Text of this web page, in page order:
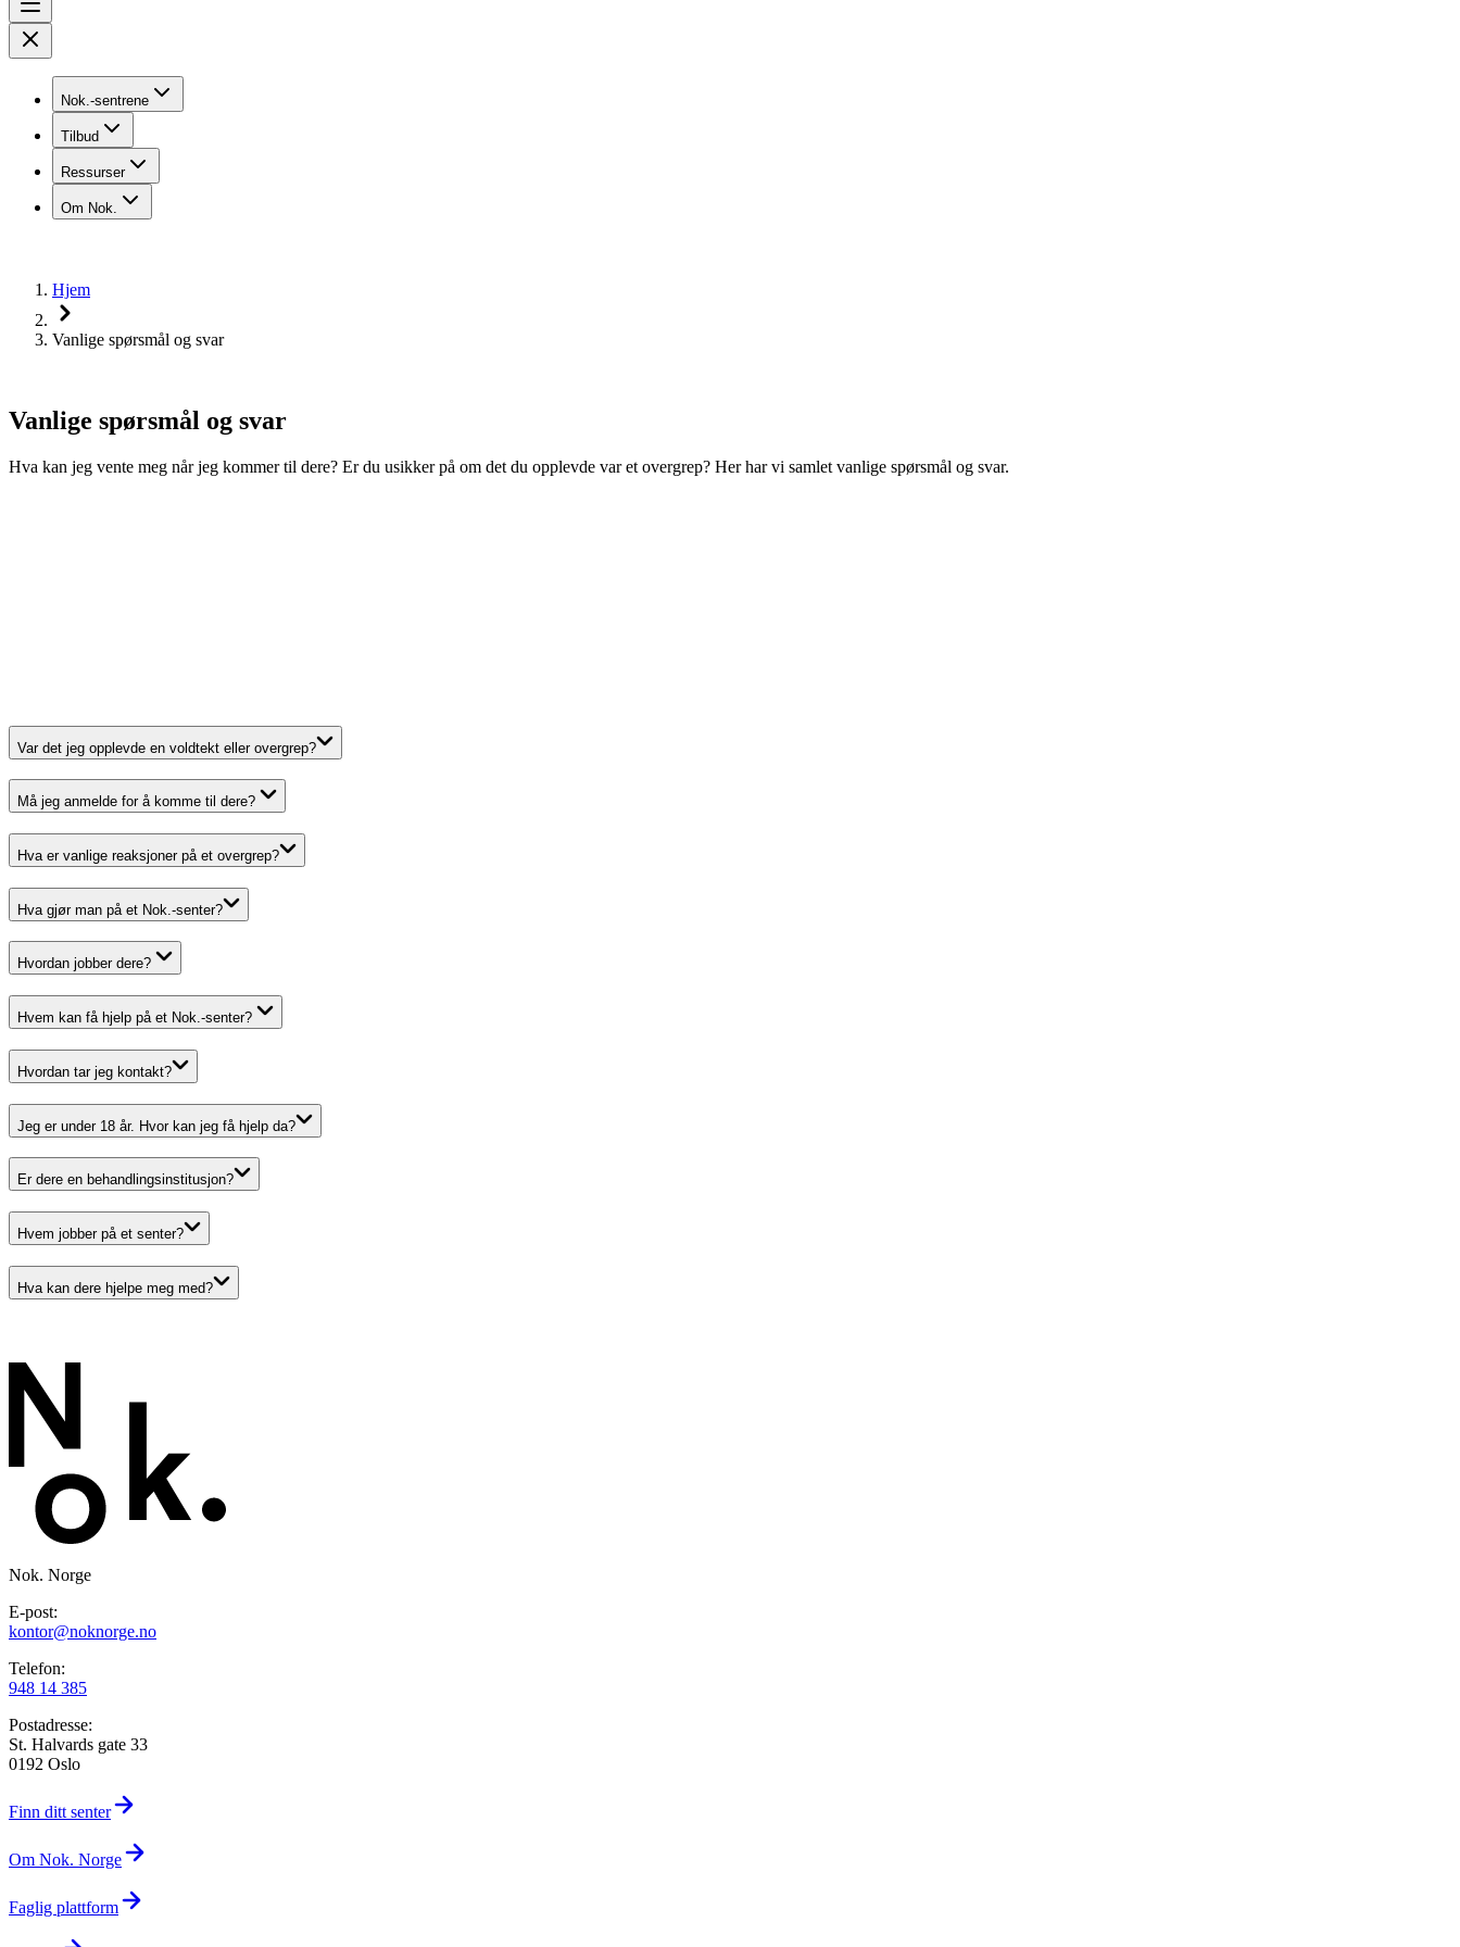
Nok.-sentrene
Tilbud
Ressurser
Om Nok.
Hjem
Vanlige spørsmål og svar
Vanlige spørsmål og svar
Hva kan jeg vente meg når jeg kommer til dere? Er du usikker på om det du opplevde var et overgrep? Her har vi samlet vanlige spørsmål og svar.
Var det jeg opplevde en voldtekt eller overgrep?
Må jeg anmelde for å komme til dere?
Hva er vanlige reaksjoner på et overgrep?
Hva gjør man på et Nok.-senter?
Hvordan jobber dere?
Hvem kan få hjelp på et Nok.-senter?
Hvordan tar jeg kontakt?
Jeg er under 18 år. Hvor kan jeg få hjelp da?
Er dere en behandlings­institusjon?
Hvem jobber på et senter?
Hva kan dere hjelpe meg med?
Nok. Norge
E-post:
kontor@noknorge.no
Telefon:
948 14 385
Postadresse:
St. Halvards gate 33
0192 Oslo
Finn ditt senter
Om Nok. Norge
Faglig plattform